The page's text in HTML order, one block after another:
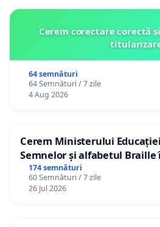
Cerem corectare corectă
64 semnături
64 Semnături / 7 zile
4 Aug 2026
Cerem Ministerului
Semnelor și alfabetul Braille
Republica Moldova!
174 semnături
60 Semnături / 7 zile
26 Jul 2026